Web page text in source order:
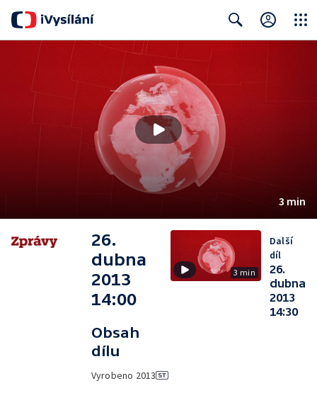
3 min
26.
dubna
2013
14:00
Obsah
dílu
Vyrobeno 2013
3 min
Další
díl
26.
dubna
2013
14:30